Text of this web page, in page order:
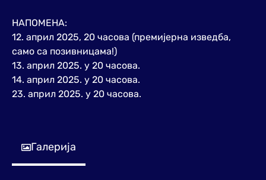
НАПОМЕНА:
12. април 2025, 20 часова (премијерна изведба,
само са позивницама!)
13. април 2025. у 20 часова.
14. април 2025. у 20 часова.
23. април 2025. у 20 часова.
Галерија